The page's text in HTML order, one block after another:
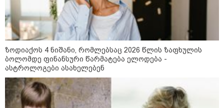
"არის პოლარიზაციის კიდევ უფრო
გაღრმავების საფრთხე და ...“
ზოდიაქოს 4 ნიშანი, რომლებსაც 2026 წლის ზაფხულის
ბოლომდე ფინანსური წარმატება ელოდება -
ასტროლოგები ასახელებენ